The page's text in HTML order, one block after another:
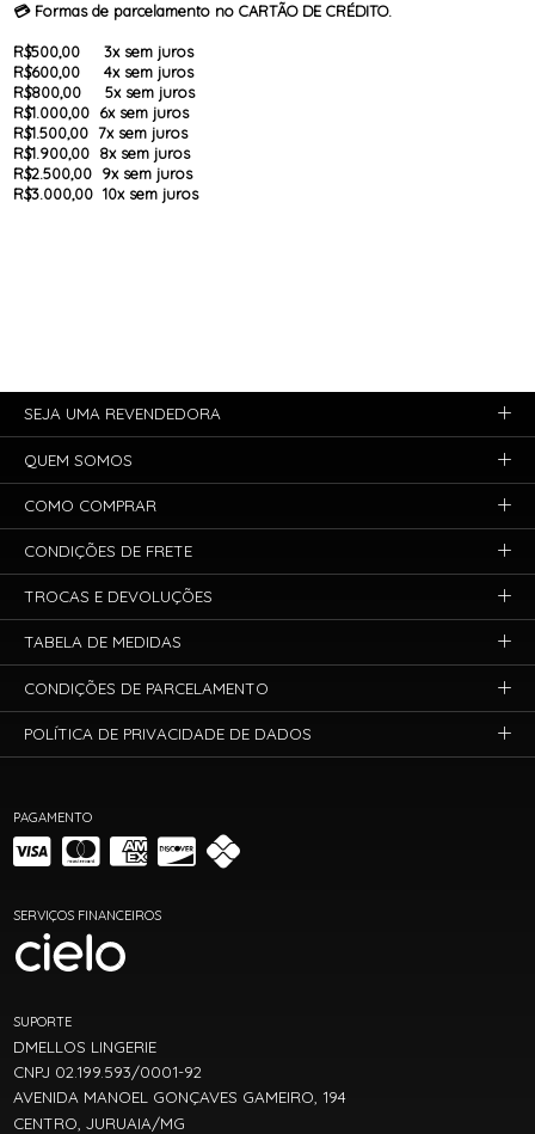
💳 Formas de parcelamento no CARTÃO DE CRÉDITO.
R$500,00 3x sem juros
R$600,00 4x sem juros
R$800,00 5x sem juros
R$1.000,00 6x sem juros
R$1.500,00 7x sem juros
R$1.900,00 8x sem juros
R$2.500,00 9x sem juros
R$3.000,00 10x sem juros
PAGAMENTO
SERVIÇOS FINANCEIROS
SUPORTE
DMELLOS LINGERIE
CNPJ 02.199.593/0001-92
AVENIDA MANOEL GONÇAVES GAMEIRO, 194
CENTRO, JURUAIA/MG
SEJA UMA REVENDEDORA
QUEM SOMOS
COMO COMPRAR
CONDIÇÕES DE FRETE
TROCAS E DEVOLUÇÕES
TABELA DE MEDIDAS
CONDIÇÕES DE PARCELAMENTO
POLÍTICA DE PRIVACIDADE DE DADOS